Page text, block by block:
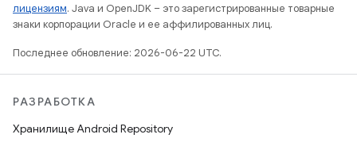
лицензиям. Java и OpenJDK – это зарегистрированные товарные
знаки корпорации Oracle и ее аффилированных лиц.
Последнее обновление: 2026-06-22 UTC.
РАЗРАБОТКА
Хранилище Android Repository